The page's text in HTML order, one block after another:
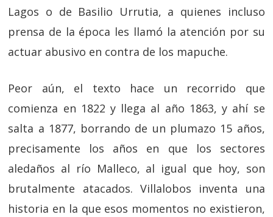
Lagos o de Basilio Urrutia, a quienes incluso
prensa de la época les llamó la atención por su
actuar abusivo en contra de los mapuche.
Peor aún, el texto hace un recorrido que
comienza en 1822 y llega al año 1863, y ahí se
salta a 1877, borrando de un plumazo 15 años,
precisamente los años en que los sectores
aledaños al río Malleco, al igual que hoy, son
brutalmente atacados. Villalobos inventa una
historia en la que esos momentos no existieron,